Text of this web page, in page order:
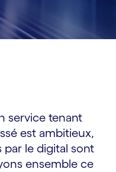
service tenant
est ambitieux,
par le digital sont
ensemble ce